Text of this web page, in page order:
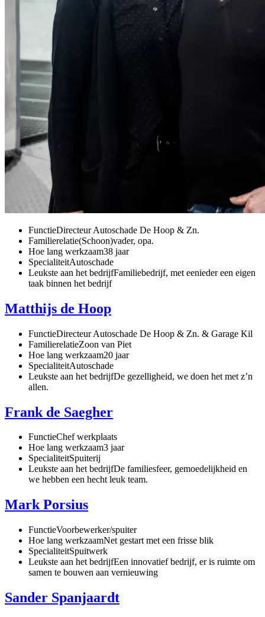
FunctieDirecteur Autoschade De Hoop & Zn.
Familierelatie(Schoon)vader, opa.
Hoe lang werkzaam38 jaar
SpecialiteitAutoschade
Leukste aan het bedrijfFamiliebedrijf, met eenieder een eigen
taak binnen het bedrijf
Matthijs de Hoop
FunctieDirecteur Autoschade De Hoop & Zn. & Garage Kil
FamilierelatieZoon van Piet
Hoe lang werkzaam20 jaar
SpecialiteitAutoschade
Leukste aan het bedrijfDe gezelligheid, we doen het met z’n
allen.
Frank de Saegher
FunctieChef werkplaats
Hoe lang werkzaam3 jaar
SpecialiteitSpuiterij
Leukste aan het bedrijfDe familiesfeer, gemoedelijkheid en
we hebben een hecht leuk team.
Mark Porsius
FunctieVoorbewerker/spuiter
Hoe lang werkzaamNet gestart met een frisse blik
SpecialiteitSpuitwerk
Leukste aan het bedrijfEen innovatief bedrijf, er is ruimte om
samen te bouwen aan vernieuwing
Sander Spanjaardt